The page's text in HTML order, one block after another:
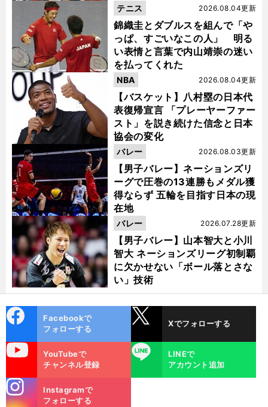
錦織圭とダブルスを組んで「や
っぱ、すごいなこの人」 明る
い表情と言葉で内山靖崇の迷い
を払ってくれた
2026.08.04更新
テニス
【バスケット】八村塁の日本代
表復帰宣言 「プレーヤーファー
スト」を説き続けた信念と日本
協会の変化
2026.08.04更新
NBA
【男子バレー】ネーションズリ
ーグで圧巻の13連勝もメダル獲
得ならず 五輪を目指す日本の現
在地
2026.08.03更新
バレー
【男子バレー】山本智大と小川
智大 ネーションズリーグ初制覇
に欠かせない「ボール落とさな
い」技術
2026.07.28更新
バレー
ok
Facebookで
フォローする
Xでフォローする
YouTubeで
チャンネル登録
LINE
LINEで
アカウント追加
m
Instagramで
フォローする